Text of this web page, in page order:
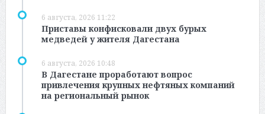
6 августа, 2026 11:22
Приставы конфисковали двух бурых
медведей у жителя Дагестана
6 августа, 2026 10:48
В Дагестане проработают вопрос
привлечения крупных нефтяных компаний
на региональный рынок